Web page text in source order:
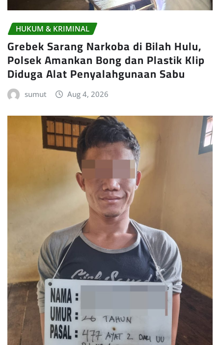
HUKUM & KRIMINAL
Grebek Sarang Narkoba di Bilah Hulu,
Polsek Amankan Bong dan Plastik Klip
Diduga Alat Penyalahgunaan Sabu
sumut Aug 4, 2026